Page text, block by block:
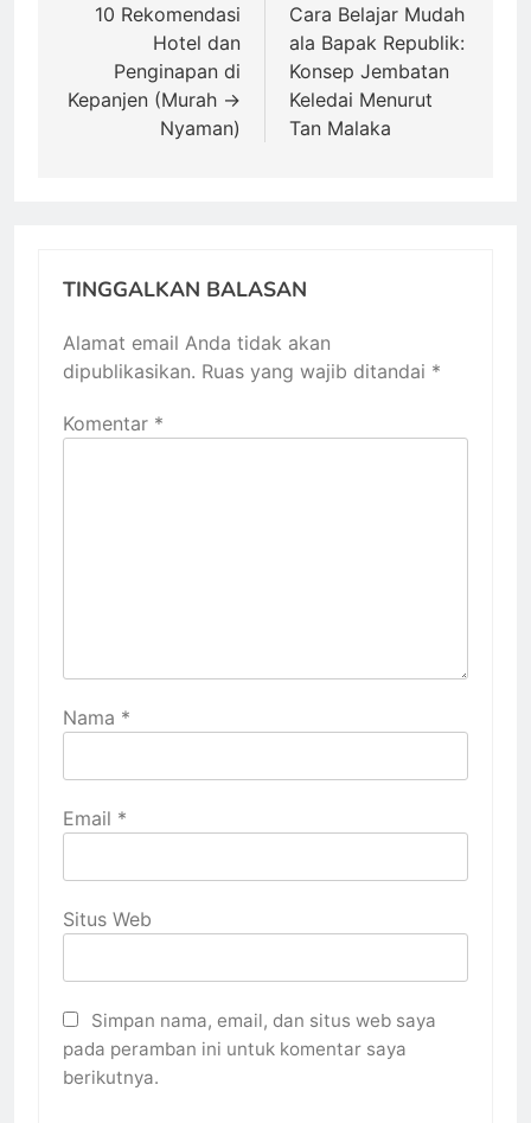
pos10 Rekomendasi
Hotel dan
Penginapan di
Kepanjen (Murah →
Nyaman)
Cara Belajar Mudah
ala Bapak Republik:
Konsep Jembatan
Keledai Menurut
Tan Malaka
TINGGALKAN BALASAN
Alamat email Anda tidak akan
dipublikasikan. Ruas yang wajib ditandai *
Komentar *
Nama *
Email *
Situs Web
Simpan nama, email, dan situs web saya
pada peramban ini untuk komentar saya
berikutnya.